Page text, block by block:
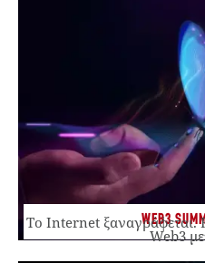
WEB3
Το Internet ξαναγράφεται.
Web3